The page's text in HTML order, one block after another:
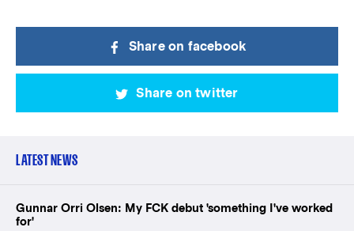
Share on facebook
Share on twitter
LATEST NEWS
Gunnar Orri Olsen: My FCK debut 'something I've worked
for'